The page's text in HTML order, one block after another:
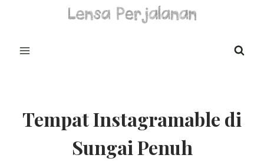
Tempat Instagramable di
Sungai Penuh